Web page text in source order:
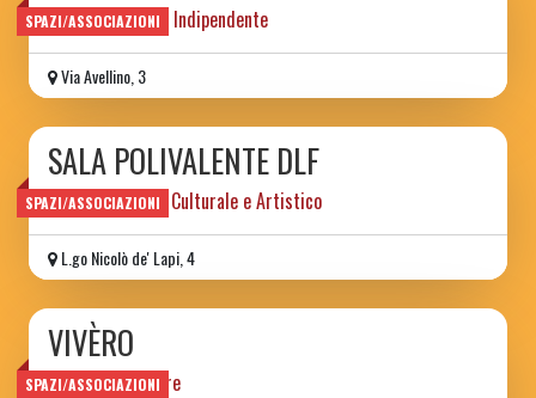
SPAZI/ASSOCIAZIONI
Spazio Culturare Indipendente
Via Avellino, 3
SPAZI/ASSOCIAZIONI
SALA POLIVALENTE DLF
Centro Sportivo, Culturale e Artistico
L.go Nicolò de' Lapi, 4
SPAZI/ASSOCIAZIONI
VIVÈRO
luogo di quartiere